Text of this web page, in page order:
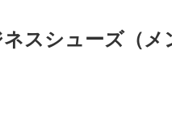
スシューズ（メ